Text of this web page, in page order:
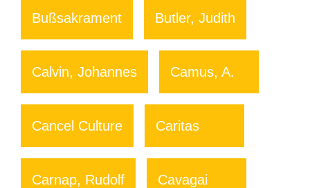
Bußsakrament Butler, Judith
Calvin, Johannes Camus, A.
Cancel Culture Caritas
Carnap, Rudolf Cavagai